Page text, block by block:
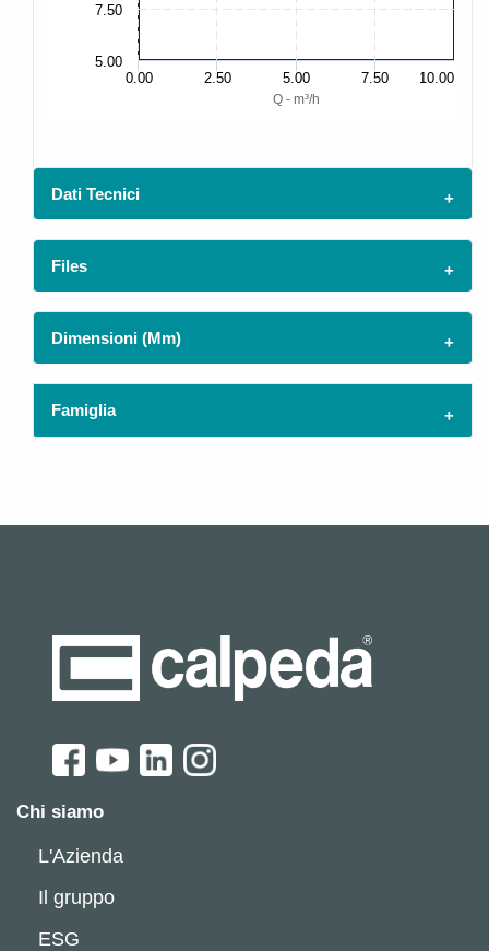
Q - m³/h
0.00 5.00 10.00
2.50 7.50
5.00
7.50
Dati Tecnici
Files
Dimensioni (mm)
Famiglia
Chi siamo
L'Azienda
Il gruppo
ESG